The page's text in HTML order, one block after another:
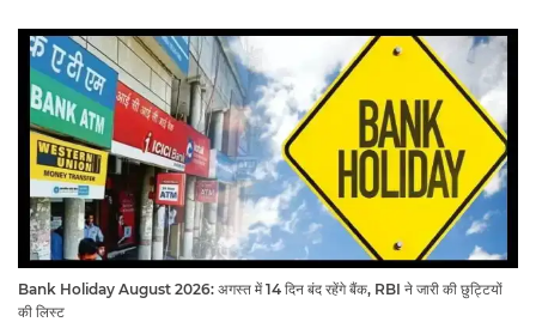
Bank Holiday August 2026: अगस्त में 14 दिन बंद रहेंगे बैंक, RBI ने जारी की छुट्टियों
की लिस्ट​​​​​​​